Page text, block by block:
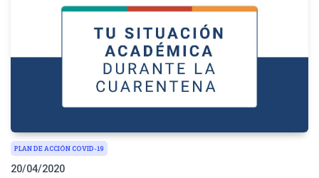
PLAN DE ACCIÓN COVID-19
20/04/2020